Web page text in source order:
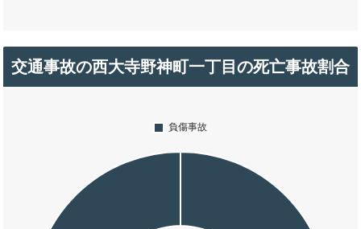
交通事故の西大寺野神町一丁目の死亡事故割合